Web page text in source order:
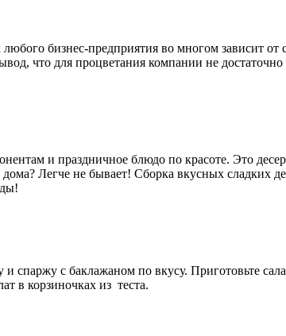
бизнес-предприятия во многом зависит
что для процветания компании не
и праздничное блюдо по красоте. Это
дома? Легче не бывает! Сборка вкусных сладких
с баклажаном по вкусу. Приготовьте
в корзиночках из теста.